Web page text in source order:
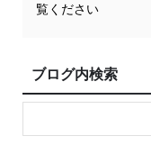
覧ください
ブログ内検索